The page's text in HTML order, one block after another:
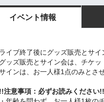
イベント情報
ライブ終了後にグッズ販売とサ
グッズ販売とサイン会は、チケッ
インは、お一人様1点のみとさ
!!注意事項：必ずお読みください!!